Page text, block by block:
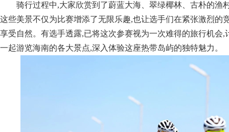
骑行过程中,大家欣赏到了蔚蓝大海、翠绿椰林、古朴的渔
这些美景不仅为比赛增添了无限乐趣,也让选手们在紧张激烈的
享受自然。有选手透露,已将这次参赛视为一次难得的旅行机会,
一起游览海南的各大景点,深入体验这座热带岛屿的独特魅力。